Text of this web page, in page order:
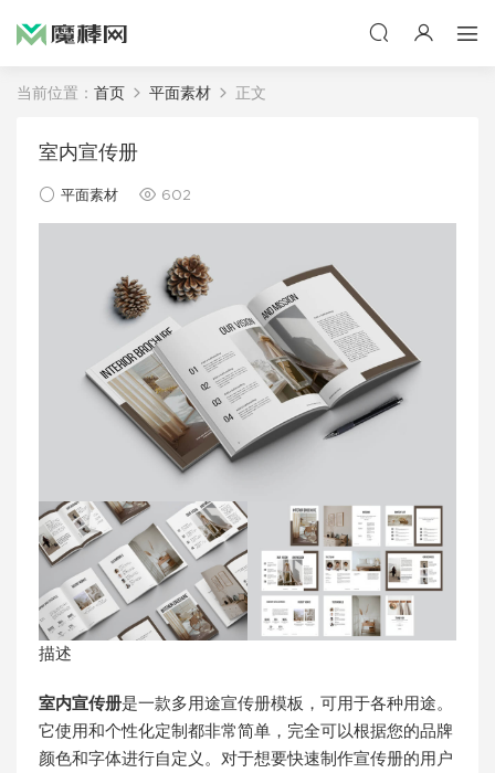
当前位置： 首页 平面素材 正文
室内宣传册
平面素材 602
描述
室内宣传册是一款多用途宣传册模板，可用于各种用途。
它使用和个性化定制都非常简单，完全可以根据您的品牌
颜色和字体进行自定义。对于想要快速制作宣传册的用户